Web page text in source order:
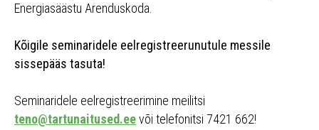
Energiasäästu Arenduskoda.
Kõigile seminaridele eelregistreerunutule messile
sissepääs tasuta!
Seminaridele eelregistreerimine meilitsi
teno@tartunaitused.eevõi telefonitsi 7421 662!